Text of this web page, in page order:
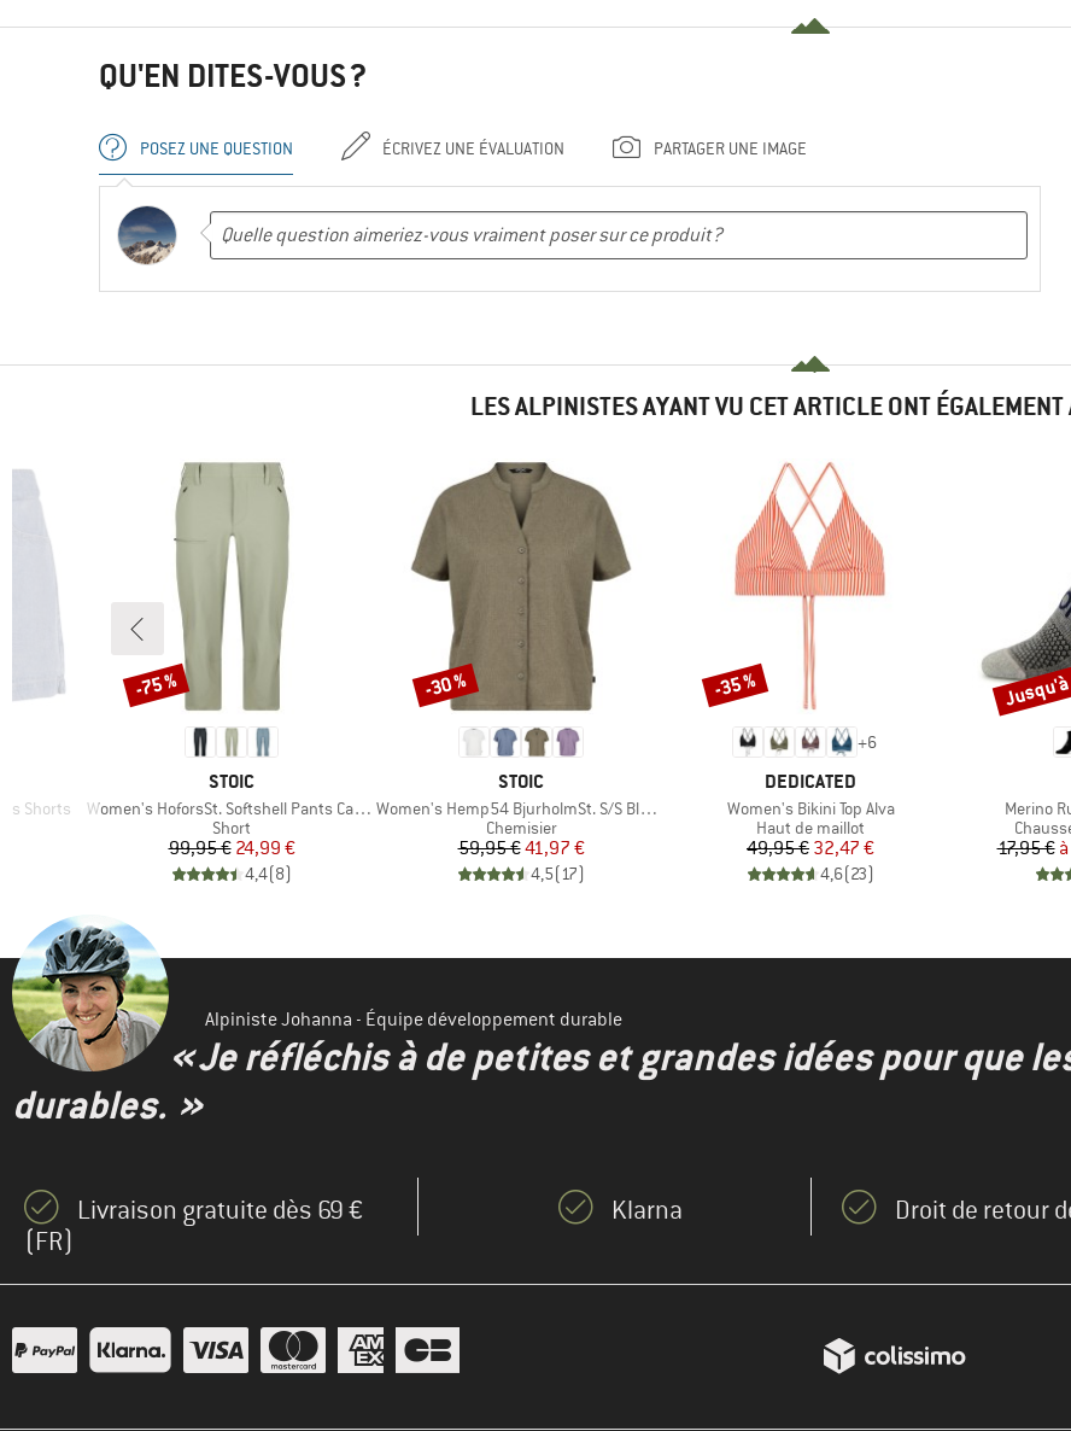
QU'EN DITES-VOUS ?
POSEZ UNE QUESTION ÉCRIVEZ UNE ÉVALUATION PARTAGER UNE IMAGE
LES ALPINISTES AYANT VU CET ARTICLE ONT ÉGALEMENT
Shorts
MARQUE
STOIC
Article
Women's HoforsSt. Softshell Pants Capri Light
Product group
Short
Prix
99,95 €Prix réduit
24,99 €
4,4(8)
Remise
-75 %
MARQUE
STOIC
Article
Women's Hemp54 BjurholmSt. S/S Blouse
Product group
Chemisier
Prix
59,95 €Prix réduit
41,97 €
4,5( 17)
Remise
-30 %
+6
MARQUE
DEDICATED
Article
Women's Bikini Top Alva
Product group
Haut de maillot
Prix
49,95 €Prix réduit
32,47 €
4,6(23)
Remise
-35 %
Article
Merino
17,95 €
Remise
Alpiniste Johanna - Équipe développement durable
« Je réfléchis à de petites et grandes idées pour que
durables. »
Livraison gratuite dès 69 €
(FR)
Klarna Droit de retour